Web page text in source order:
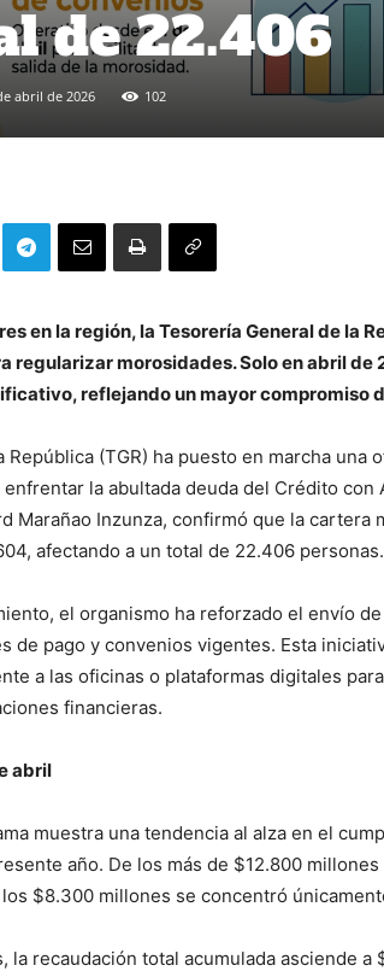
de 22.406
abril de 2026 102
en la región, la Tesorería General de la
regularizar morosidades. Solo en abril de
reflejando un mayor compromiso
República (TGR) ha puesto en marcha una
la abultada deuda del Crédito con
Marañao Inzunza, confirmó que la cartera
afectando a un total de 22.406 personas.
el organismo ha reforzado el envío
de pago y convenios vigentes. Esta
a las oficinas o plataformas digitales
financieras.
abril
muestra una tendencia al alza en el
año. De los más de $12.800
$8.300 millones se concentró
la recaudación total acumulada asciende a